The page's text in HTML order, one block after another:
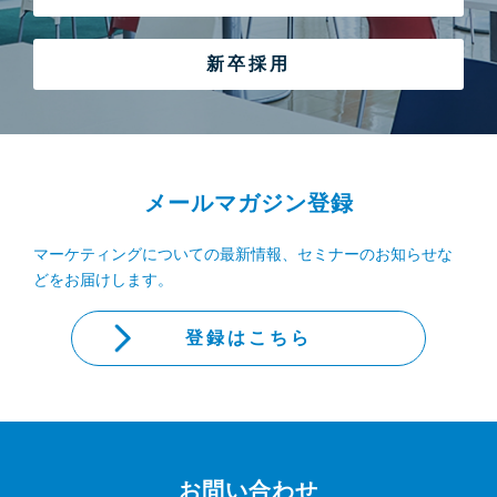
新卒採用
メールマガジン登録
マーケティングについての最新情報、セミナーのお知らせな
どをお届けします。
登録はこちら
お問い合わせ